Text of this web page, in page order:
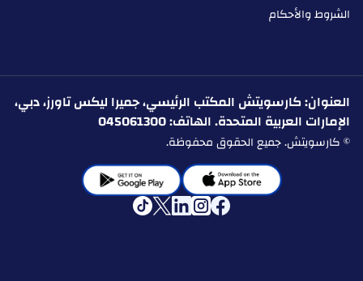
الشروط والأحكام
العنوان: كارسويتش المكتب الرئيسي، جميرا ليكس تاورز، دبي،
الإمارات العربية المتحدة. الهاتف: 045061300
© كارسويتش. جميع الحقوق محفوظة.